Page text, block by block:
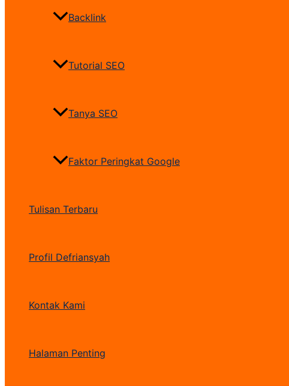
Backlink
Tutorial SEO
Tanya SEO
Faktor Peringkat Google
Tulisan Terbaru
Profil Defriansyah
Kontak Kami
Halaman Penting